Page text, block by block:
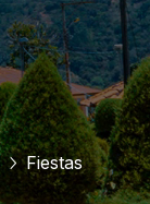
Fiestas